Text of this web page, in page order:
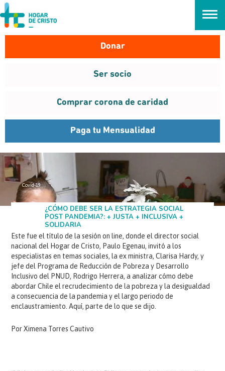
займ онлайн без проверок
Donar
Ser socio
Comprar corona de caridad
Paga tu Mensualidad
CRÓNICA
Covid-19
¿CÓMO DEBE SER LA ESTRATEGIA SOCIAL
POST PANDEMIA?: + JUSTA + INCLUSIVA +
SOLIDARIA
Este fue el título de la sesión on line, donde el director social
nacional del Hogar de Cristo, Paulo Egenau, invitó a los
especialistas en temas sociales, la ex ministra, Clarisa Hardy, y
jefe del Programa de Reducción de Pobreza y Desarrollo
Inclusivo del PNUD, Rodrigo Herrera, a analizar cómo debe
abordar Chile el recrudecimiento de la pobreza y la desigualdad
a consecuencia de la pandemia y el largo periodo de
enclaustramiento. Aquí, parte de lo que se dijo.
Por Ximena Torres Cautivo